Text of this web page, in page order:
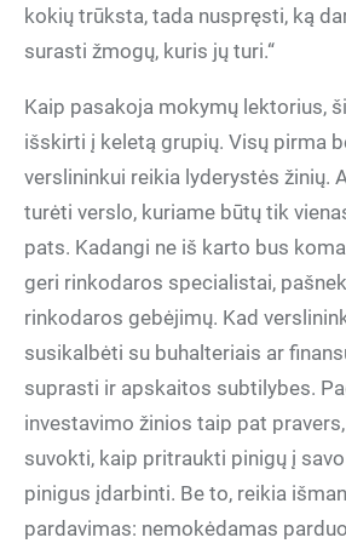
kokių trūksta, tada nuspręsti, ką
surasti žmogų, kuris jų turi.“
Kaip pasakoja mokymų lektorius,
išskirti į keletą grupių. Visų pirma
verslininkui reikia lyderystės žinių.
turėti verslo, kuriame būtų tik
pats. Kadangi ne iš karto bus
geri rinkodaros specialistai,
rinkodaros gebėjimų. Kad
susikalbėti su buhalteriais ar
suprasti ir apskaitos subtilybes.
investavimo žinios taip pat
suvokti, kaip pritraukti pinigų į
pinigus įdarbinti. Be to, reikia
pardavimas: nemokėdamas